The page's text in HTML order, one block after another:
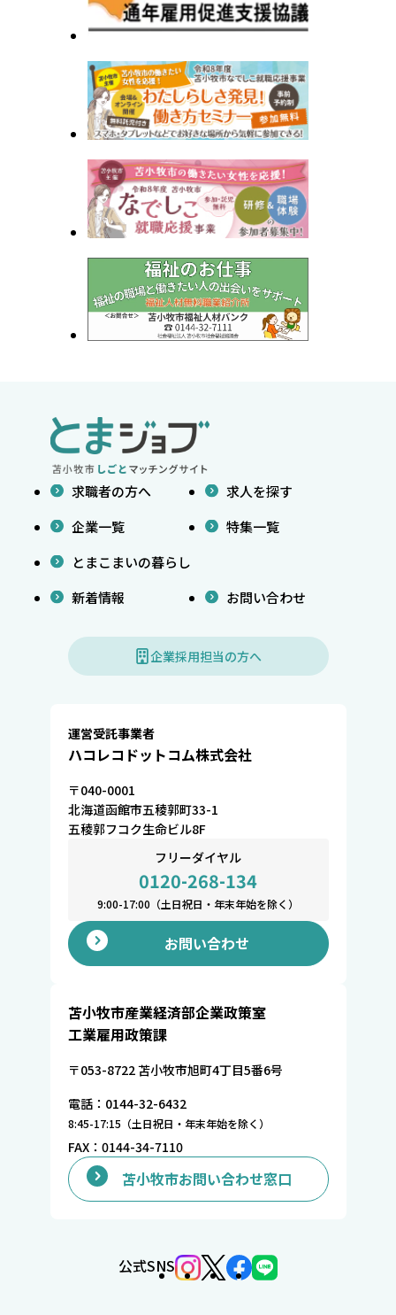
求職者の方へ
求人を探す
企業一覧
特集一覧
とまこまいの暮らし
新着情報
お問い合わせ
企業採用担当の方へ
運営受託事業者
ハコレコドットコム株式会社
〒040-0001
北海道函館市五稜郭町33-1
五稜郭フコク生命ビル8F
フリーダイヤル
0120-268-134
9:00-17:00（土日祝日・年末年始を除く）
お問い合わせ
苫小牧市産業経済部企業政策室
工業雇用政策課
〒053-8722 苫小牧市旭町4丁目5番6号
電話：0144-32-6432
8:45-17:15（土日祝日・年末年始を除く）
FAX：0144-34-7110
苫小牧市お問い合わせ窓口
公式SNS